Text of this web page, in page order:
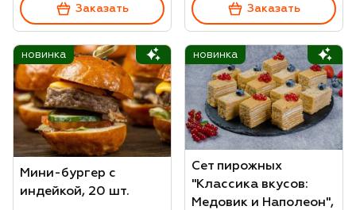
Заказать Заказать
новинка
Мини-бургер с
индейкой, 20 шт.
новинка
Сет пирожных
"Классика вкусов:
Медовик и Наполеон",